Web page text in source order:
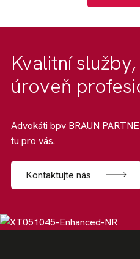
Kvalitní
úroveň
Advokáti bpv BRAUN
tu pro vás.
Kontaktujte nás